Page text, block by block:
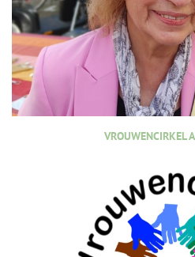
VROUWENCIRKEL